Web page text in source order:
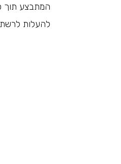
המתבצע תוך
להעלות